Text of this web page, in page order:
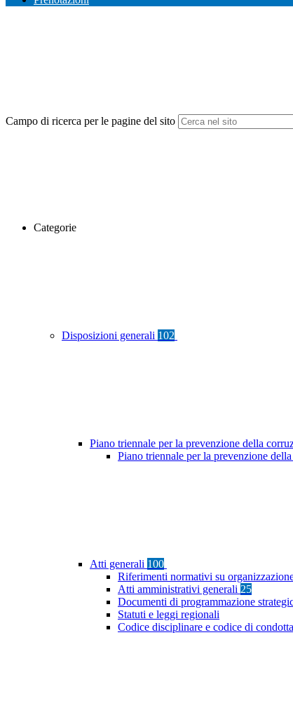
Campo di ricerca per le pagine del sito
Categorie
Disposizioni generali 102
Piano triennale per la prevenzione della
Piano triennale per la prevenzione
Atti generali 100
Riferimenti normativi su
Atti amministrativi generali 25
Documenti di programmazione
Statuti e leggi regionali
Codice disciplinare e codice di condotta